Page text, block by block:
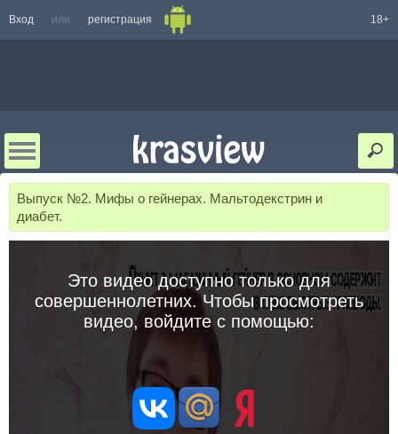
Вход или регистрация 18+
Выпуск №2. Мифы о гейнерах. Мальтодекстрин и
диабет.
Это видео доступно только для
совершеннолетних. Чтобы просмотреть
видео, войдите с помощью: